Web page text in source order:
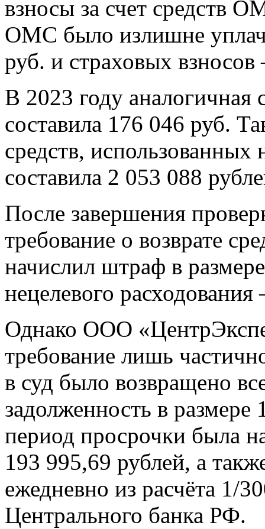
взносы за счет средств
ОМС было излишне
руб. и страховых
В 2023 году
составила 176 046 руб.
средств,
составила 2 053 088
После завершения
требование о возврате
начислил штраф в
нецелевого
Однако ООО
требование лишь
в суд было возвращено
задолженность в
период просрочки была
193 995,69 рублей, а
ежедневно из расчёта 1/
Центрального банка РФ.